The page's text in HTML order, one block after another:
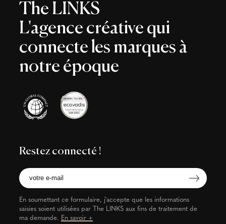
The LINKS
L'agence créative qui
connecte les marques à
notre époque
Restez connecté !
En soumettant ce formulaire, j'accepte que les informations
saisies soient utilisées par The LINKS aux fins de traitement de
ma demande. En savoir +